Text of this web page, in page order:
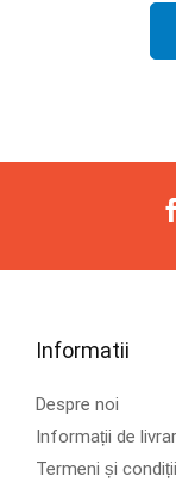
Informatii
Despre noi
Informații de
Termeni și condiții